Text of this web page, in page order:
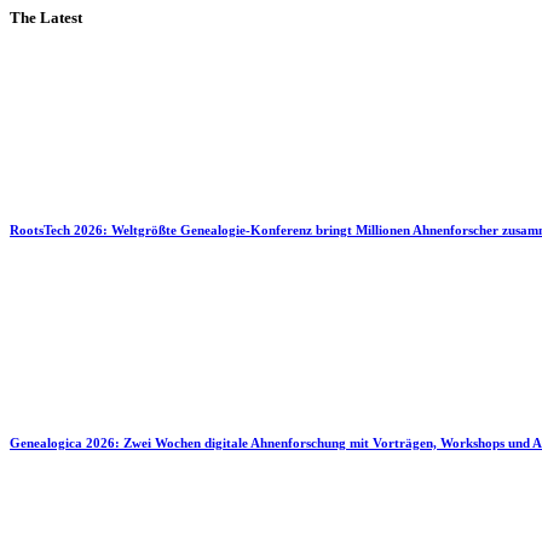
The Latest
RootsTech 2026: Weltgrößte Genealogie-Konferenz bringt Millionen Ahnenforscher
Genealogica 2026: Zwei Wochen digitale Ahnenforschung mit Vorträgen, Workshops und